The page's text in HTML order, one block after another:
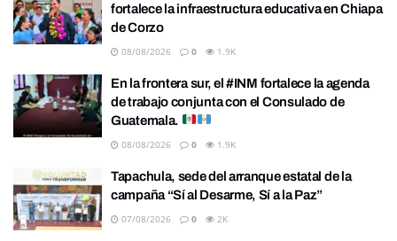
fortalece la infraestructura educativa en Chiapa
de Corzo
08/08/2026 0 1.9K
En la frontera sur, el #INM fortalece la agenda
de trabajo conjunta con el Consulado de
Guatemala.
08/08/2026 0 1.9K
Tapachula, sede del arranque estatal de la
campaña “Sí al Desarme, Sí a la Paz”
07/08/2026 0 2K